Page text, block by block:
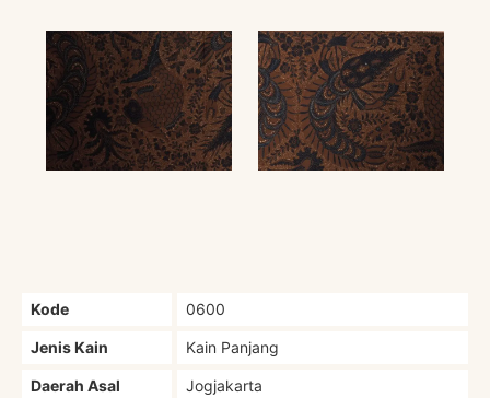
LINKS
Kode 0600
Jenis Kain Kain Panjang
Daerah Asal Jogjakarta